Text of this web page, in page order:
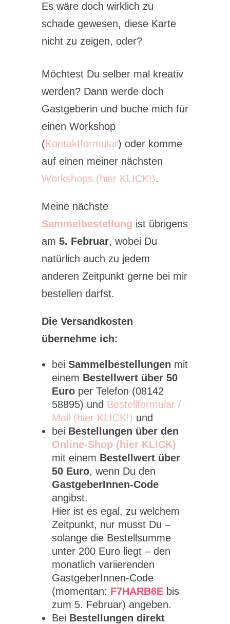
Es wäre doch wirklich zu
schade gewesen, diese Karte
nicht zu zeigen, oder?
Möchtest Du selber mal kreativ
werden? Dann werde doch
Gastgeberin und buche mich für
einen Workshop
(Kontaktformular) oder komme
auf einen meiner nächsten
Workshops (hier KLICK!).
Meine nächste
Sammelbestellung ist übrigens
am 5. Februar, wobei Du
natürlich auch zu jedem
anderen Zeitpunkt gerne bei mir
bestellen darfst.
Die Versandkosten
übernehme ich:
bei Sammelbestellungen mit
einem Bestellwert über 50
Euro per Telefon (08142
58895) und Bestellformular /
Mail (hier KLICK!) und
bei Bestellungen über den
Online-Shop (hier KLICK)
mit einem Bestellwert über
50 Euro, wenn Du den
GastgeberInnen-Code
angibst.
Hier ist es egal, zu welchem
Zeitpunkt, nur musst Du –
solange die Bestellsumme
unter 200 Euro liegt – den
monatlich variierenden
GastgeberInnen-Code
(momentan: F7HARB6Ebis
zum 5. Februar) angeben.
Bei Bestellungen direkt